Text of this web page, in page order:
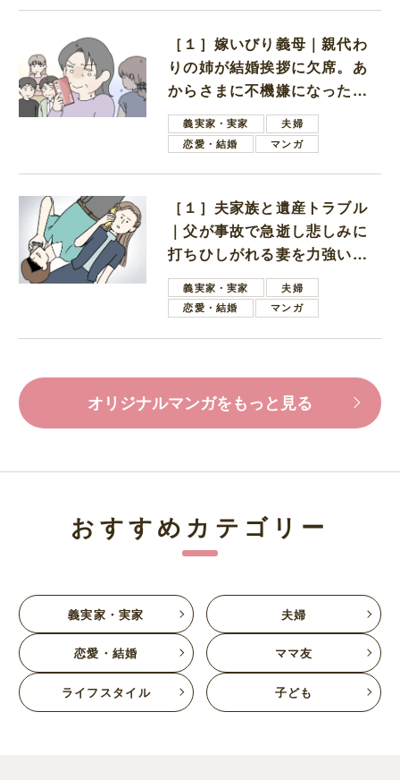
［１］嫁いびり義母｜親代わ
りの姉が結婚挨拶に欠席。あ
からさまに不機嫌になった義
母義実家・実家
夫婦
恋愛・結婚
マンガ
［１］夫家族と遺産トラブル
｜父が事故で急逝し悲しみに
打ちひしがれる妻を力強い言
葉で励ます夫
義実家・実家
夫婦
恋愛・結婚
マンガ
オリジナルマンガをもっと見る
おすすめカテゴリー
義実家・実家 夫婦
恋愛・結婚 ママ友
ライフスタイル 子ども